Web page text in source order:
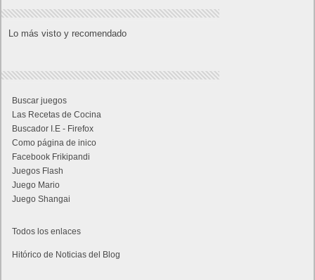
Lo más visto y recomendado
Buscar juegos
Las Recetas de Cocina
Buscador I.E - Firefox
Como página de inico
Facebook Frikipandi
Juegos Flash
Juego Mario
Juego Shangai
Todos los enlaces
Hitórico de Noticias del Blog